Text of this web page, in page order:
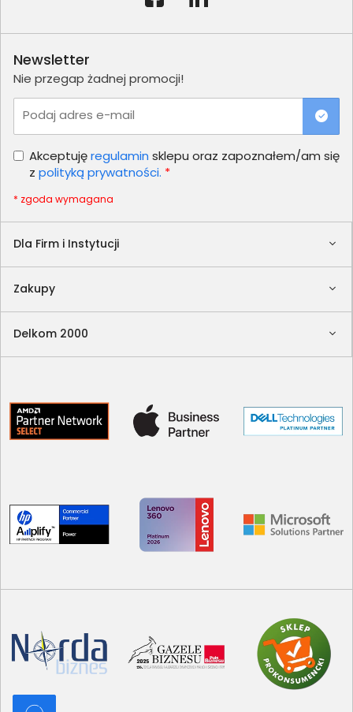
Dla Firm i Instytucji
Zakupy
Delkom 2000
Newsletter
Nie przegap żadnej promocji!
Podaj adres e-mail
Akceptujęregulamin sklepu oraz zapoznałem/am się
z polityką prywatności. *
* zgoda wymagana